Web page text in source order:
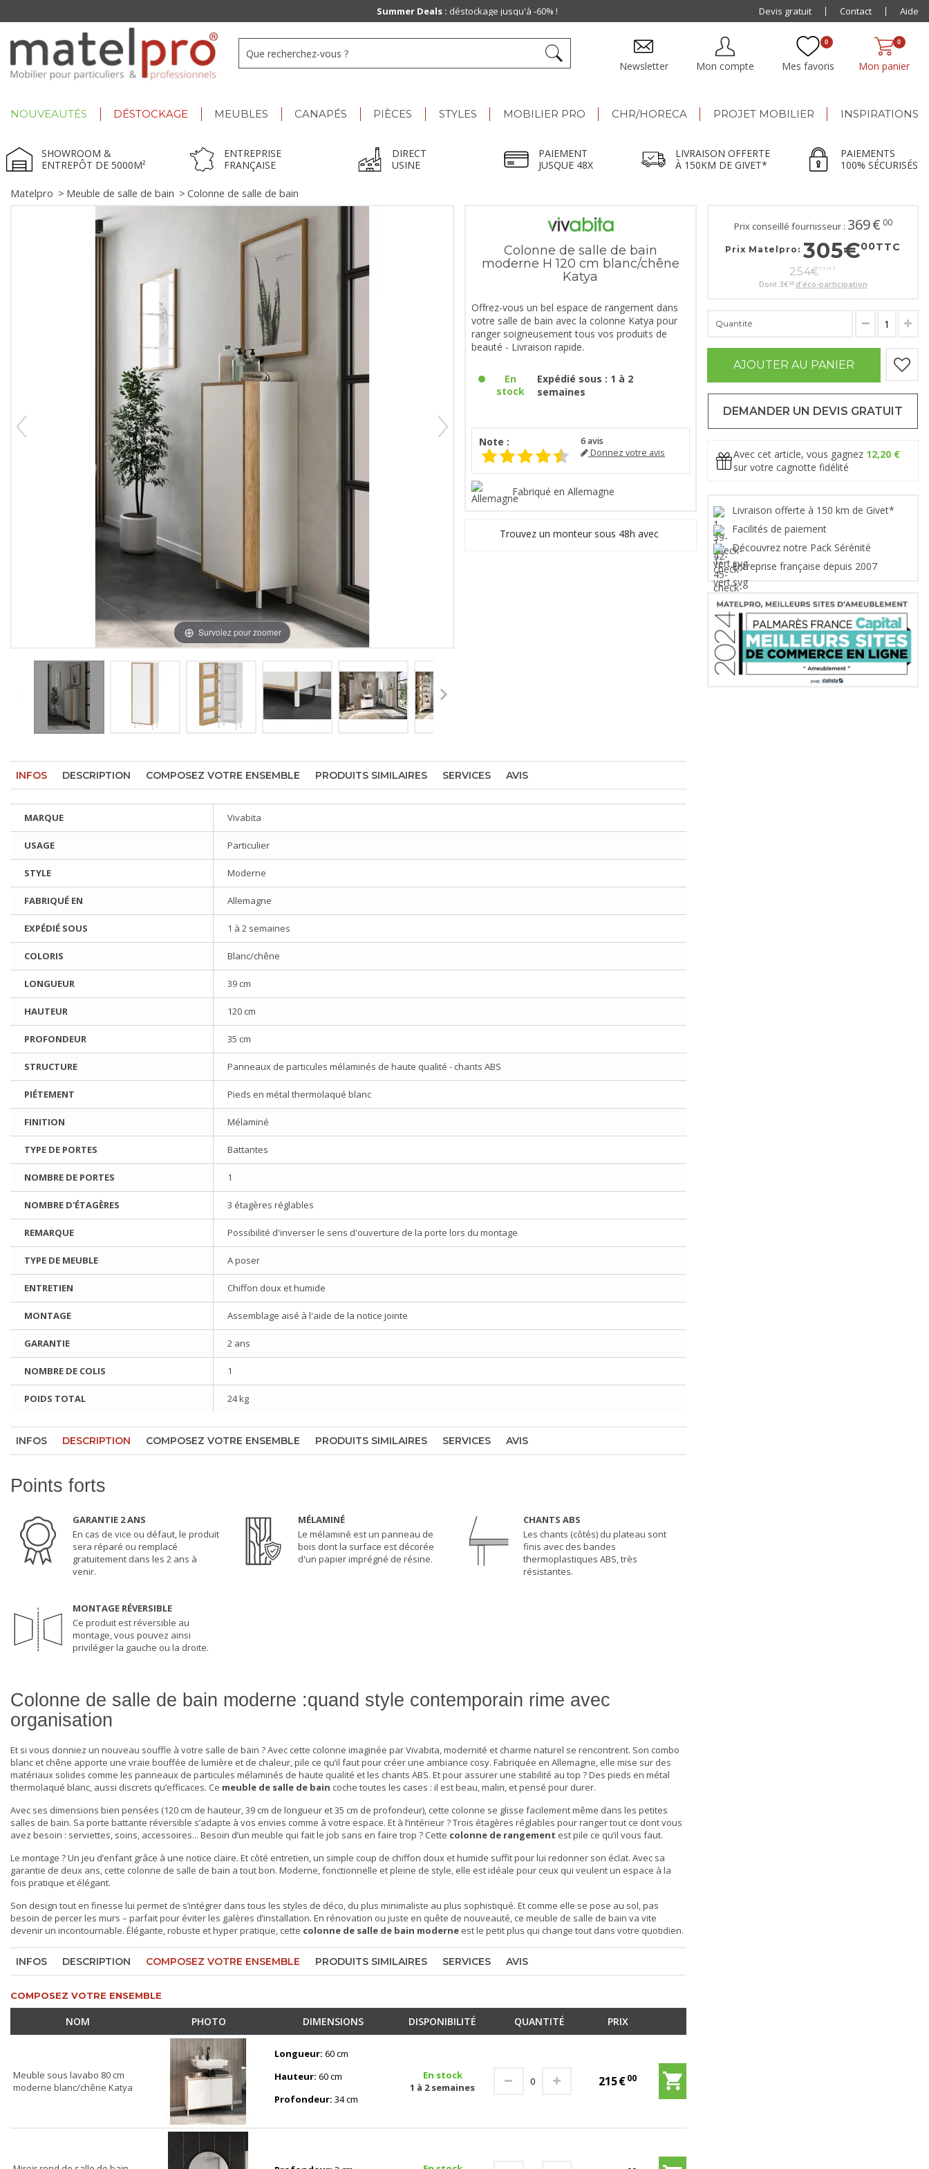
Mon panier
0
Mes favoris
0
Mon compte
Newsletter
NOUVEAUTÉS DÉSTOCKAGE MEUBLES CANAPÉS PIÈCES STYLES MOBILIER PRO CHR/HORECA PROJET MOBILIER INSPIRATIONS
SHOWROOM &
ENTREPÔT DE 5000M²
ENTREPRISE
FRANÇAISE
DIRECT
USINE
PAIEMENT
JUSQUE 48X
LIVRAISON OFFERTE
À 150KM DE GIVET*
PAIEMENTS
100% SÉCURISÉS
Matelpro > Meuble de salle de bain > Colonne de salle de bain
Survolez pour zoomer
Colonne de salle de bain
moderne H 120 cm blanc/chêne
Katya
Offrez-vous un bel espace de rangement dans
votre salle de bain avec la colonne Katya pour
ranger soigneusement tous vos produits de
beauté - Livraison rapide.
En
stock
Expédié sous : 1 à 2
semaines
Note : 6avis
Donnez votre avis
Fabriqué en Allemagne
Trouvez un monteur sous 48h avec
INFOS DESCRIPTION COMPOSEZ VOTRE ENSEMBLE PRODUITS SIMILAIRES SERVICES AVIS
MARQUE Vivabita
USAGE Particulier
STYLE Moderne
FABRIQUÉ EN Allemagne
EXPÉDIÉ SOUS 1 à 2 semaines
COLORIS Blanc/chêne
LONGUEUR 39 cm
HAUTEUR 120 cm
PROFONDEUR 35 cm
STRUCTURE Panneaux de particules mélaminés de haute qualité - chants ABS
PIÉTEMENT Pieds en métal thermolaqué blanc
FINITION Mélaminé
TYPE DE PORTES Battantes
NOMBRE DE PORTES 1
NOMBRE D'ÉTAGÈRES 3 étagères réglables
REMARQUE Possibilité d'inverser le sens d'ouverture de la porte lors du montage
TYPE DE MEUBLE A poser
ENTRETIEN Chiffon doux et humide
MONTAGE Assemblage aisé à l'aide de la notice jointe
GARANTIE 2 ans
NOMBRE DE COLIS 1
POIDS TOTAL 24 kg
INFOS DESCRIPTION COMPOSEZ VOTRE ENSEMBLE PRODUITS SIMILAIRES SERVICES AVIS
Points forts
GARANTIE 2 ANS
En cas de vice ou défaut, le produit
sera réparé ou remplacé
gratuitement dans les 2 ans à
venir.
MÉLAMINÉ
Le mélaminé est un panneau de
bois dont la surface est décorée
d'un papier imprégné de résine.
CHANTS ABS
Les chants (côtés) du plateau sont
finis avec des bandes
thermoplastiques ABS, très
résistantes.
MONTAGE RÉVERSIBLE
Ce produit est réversible au
montage, vous pouvez ainsi
privilégier la gauche ou la droite.
Colonne de salle de bain moderne :quand style contemporain rime avec
organisation
Et si vous donniez un nouveau souffle à votre salle de bain ? Avec cette colonne imaginée par Vivabita, modernité et charme naturel se rencontrent. Son combo
blanc et chêne apporte une vraie bouffée de lumière et de chaleur, pile ce qu’il faut pour créer une ambiance cosy. Fabriquée en Allemagne, elle mise sur des
matériaux solides comme les panneaux de particules mélaminés de haute qualité et les chants ABS. Et pour assurer une stabilité au top ? Des pieds en métal
thermolaqué blanc, aussi discrets qu’efficaces. Ce meuble de salle de bain coche toutes les cases : il est beau, malin, et pensé pour durer.
Avec ses dimensions bien pensées (120 cm de hauteur, 39 cm de longueur et 35 cm de profondeur), cette colonne se glisse facilement même dans les petites
salles de bain. Sa porte battante réversible s’adapte à vos envies comme à votre espace. Et à l’intérieur ? Trois étagères réglables pour ranger tout ce dont vous
avez besoin : serviettes, soins, accessoires... Besoin d’un meuble qui fait le job sans en faire trop ? Cette colonne de rangement est pile ce qu’il vous faut.
Le montage ? Un jeu d’enfant grâce à une notice claire. Et côté entretien, un simple coup de chiffon doux et humide suffit pour lui redonner son éclat. Avec sa
garantie de deux ans, cette colonne de salle de bain a tout bon. Moderne, fonctionnelle et pleine de style, elle est idéale pour ceux qui veulent un espace à la
fois pratique et élégant.
Son design tout en finesse lui permet de s’intégrer dans tous les styles de déco, du plus minimaliste au plus sophistiqué. Et comme elle se pose au sol, pas
besoin de percer les murs – parfait pour éviter les galères d’installation. En rénovation ou juste en quête de nouveauté, ce meuble de salle de bain va vite
devenir un incontournable. Élégante, robuste et hyper pratique, cette colonne de salle de bain moderne est le petit plus qui change tout dans votre quotidien.
INFOS DESCRIPTION COMPOSEZ VOTRE ENSEMBLE PRODUITS SIMILAIRES SERVICES AVIS
COMPOSEZ VOTRE ENSEMBLE
NOM PHOTO DIMENSIONS DISPONIBILITÉ QUANTITÉ PRIX
Meuble sous lavabo 80 cm
moderne blanc/chêne Katya
Longueur: 60 cm
Hauteur: 60 cm
Profondeur: 34 cm
En stock
1 à 2 semaines
215€00
Prix conseillé fournisseur : 369€ 00
Prix Matelpro: 305€00TTC
254€17 HT
Dont 3€ 36 d'éco-participation
Quantité
AJOUTER AU PANIER
DEMANDER UN DEVIS GRATUIT
Avec cet article, vous gagnez 12,20 €
sur votre cagnotte fidélité
Livraison offerte à 150 km de Givet*
Facilités de paiement
Découvrez notre Pack Sérénité
Entreprise française depuis 2007
Paiement jusqu'à48x Livraison offerte dès 500€ jusqu'à 150km de Givet
Devis gratuit Contact Aide